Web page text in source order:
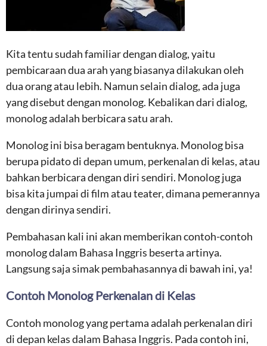
Kita tentu sudah familiar dengan dialog, yaitu
pembicaraan dua arah yang biasanya dilakukan oleh
dua orang atau lebih. Namun selain dialog, ada juga
yang disebut dengan monolog. Kebalikan dari dialog,
monolog adalah berbicara satu arah.
Monolog ini bisa beragam bentuknya. Monolog bisa
berupa pidato di depan umum, perkenalan di kelas, atau
bahkan berbicara dengan diri sendiri. Monolog juga
bisa kita jumpai di film atau teater, dimana pemerannya
dengan dirinya sendiri.
Pembahasan kali ini akan memberikan contoh-contoh
monolog dalam Bahasa Inggris beserta artinya.
Langsung saja simak pembahasannya di bawah ini, ya!
Contoh Monolog Perkenalan di Kelas
Contoh monolog yang pertama adalah perkenalan diri
di depan kelas dalam Bahasa Inggris. Pada contoh ini,